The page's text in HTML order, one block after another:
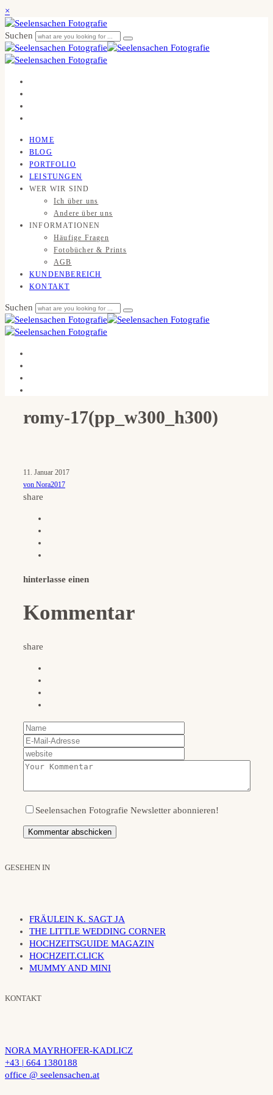
×
Suchen
HOME
BLOG
PORTFOLIO
LEISTUNGEN
WER WIR SIND
Ich über uns
Andere über uns
INFORMATIONEN
Häufige Fragen
Fotobücher & Prints
AGB
KUNDENBEREICH
KONTAKT
Suchen
romy-17(pp_w300_h300)
11. Januar 2017
von Nora2017
share
hinterlasse einen
Kommentar
share
Seelensachen Fotografie Newsletter abonnieren!
GESEHEN IN
FRÄULEIN K. SAGT JA
THE LITTLE WEDDING CORNER
HOCHZEITSGUIDE MAGAZIN
HOCHZEIT.CLICK
MUMMY AND MINI
KONTAKT
NORA MAYRHOFER-KADLICZ
+43 | 664 1380188
office @ seelensachen.at